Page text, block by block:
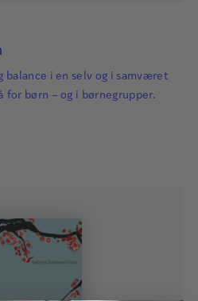
balance i en selv og i samværet
for børn – og i børnegrupper.